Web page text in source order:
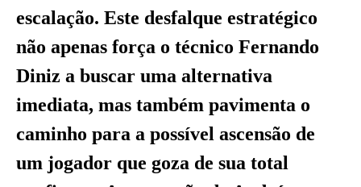
escalação. Este desfalque estratégico
não apenas força o técnico Fernando
Diniz a buscar uma alternativa
imediata, mas também pavimenta o
caminho para a possível ascensão de
um jogador que goza de sua total